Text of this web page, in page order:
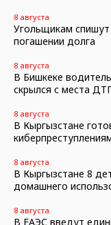
8 августа
Угольщикам
погашении долга
8 августа
В Бишкеке
скрылся с места
8 августа
В Кыргызстане
8 августа
В Кыргызстане 8
домашнего
8 августа
В ЕАЭС введут